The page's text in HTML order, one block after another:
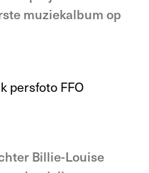
muziekalbum op
Billie-Louise